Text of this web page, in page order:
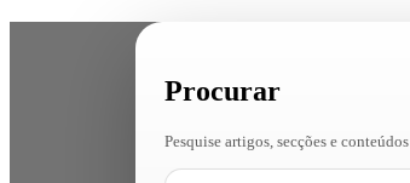
Procurar
Pesquise artigos, secções e conteúdos